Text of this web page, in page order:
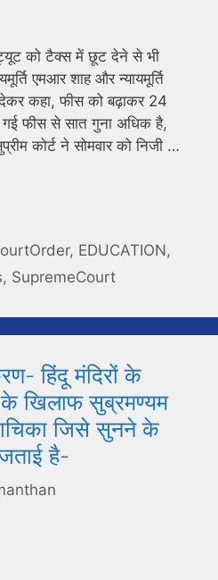
को टैक्स में छूट देने से भी
एमआर शाह और न्यायमूर्ति
कहा, फीस को बढ़ाकर 24
फीस से सात गुना अधिक है,
कोर्ट ने सोमवार को निजी …
, EDUCATION,
, SupremeCourt
हिंदू मंदिरों के
खिलाफ सुब्रमण्यम
जिसे सुनने के
है-